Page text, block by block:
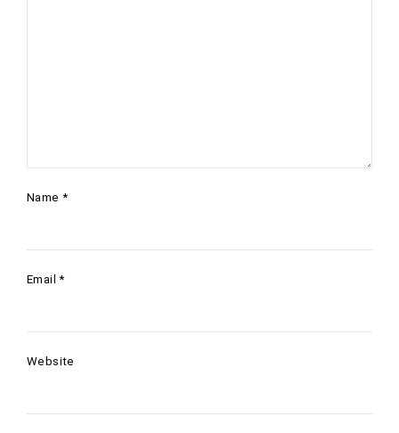
Name *
Email*
Website